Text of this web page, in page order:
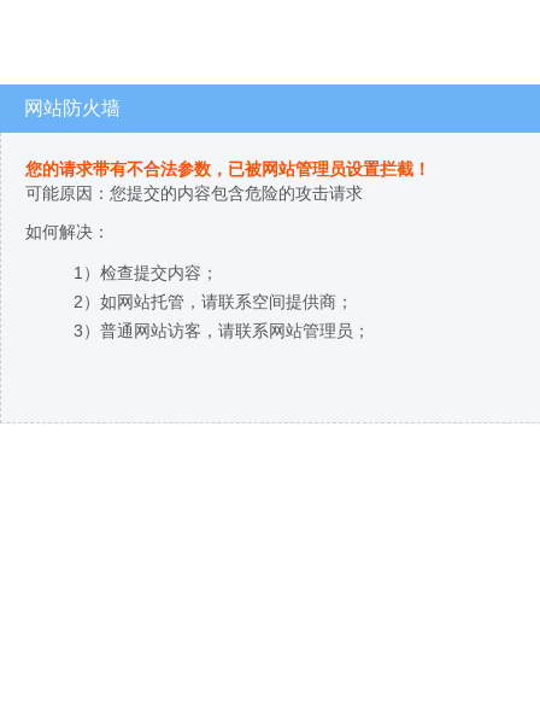
网站防火墙
您的请求带有不合法参数，已被网站管理员设置拦截！
可能原因：您提交的内容包含危险的攻击请求
如何解决：
1）检查提交内容；
2）如网站托管，请联系空间提供商；
3）普通网站访客，请联系网站管理员；